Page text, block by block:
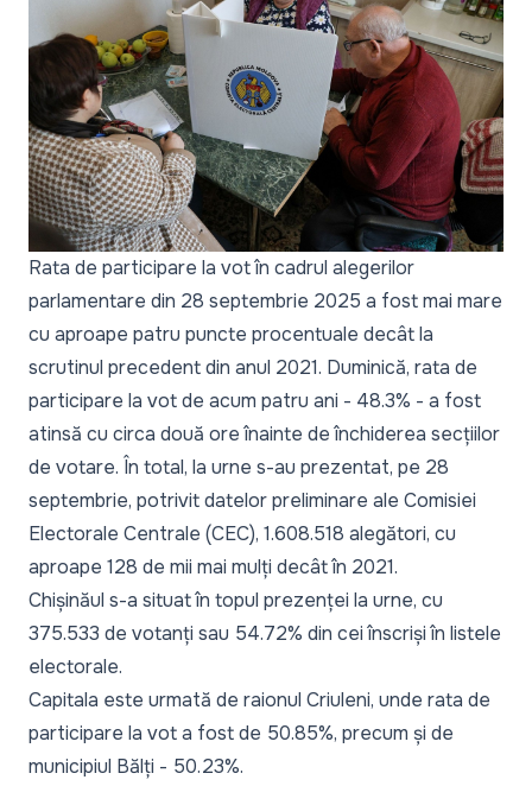
Rata de participare la vot în cadrul alegerilor
parlamentare din 28 septembrie 2025 a fost mai mare
cu aproape patru puncte procentuale decât la
scrutinul precedent din anul 2021. Duminică, rata de
participare la vot de acum patru ani - 48.3% - a fost
atinsă cu circa două ore înainte de închiderea secțiilor
de votare. În total, la urne s-au prezentat, pe 28
septembrie, potrivit datelor preliminare ale Comisiei
Electorale Centrale (CEC), 1.608.518 alegători, cu
aproape 128 de mii mai mulți decât în 2021.
Chișinăul s-a situat în topul prezenței la urne, cu
375.533 de votanți sau 54.72% din cei înscriși în listele
electorale.
Capitala este urmată de raionul Criuleni, unde rata de
participare la vot a fost de 50.85%, precum și de
municipiul Bălți - 50.23%.